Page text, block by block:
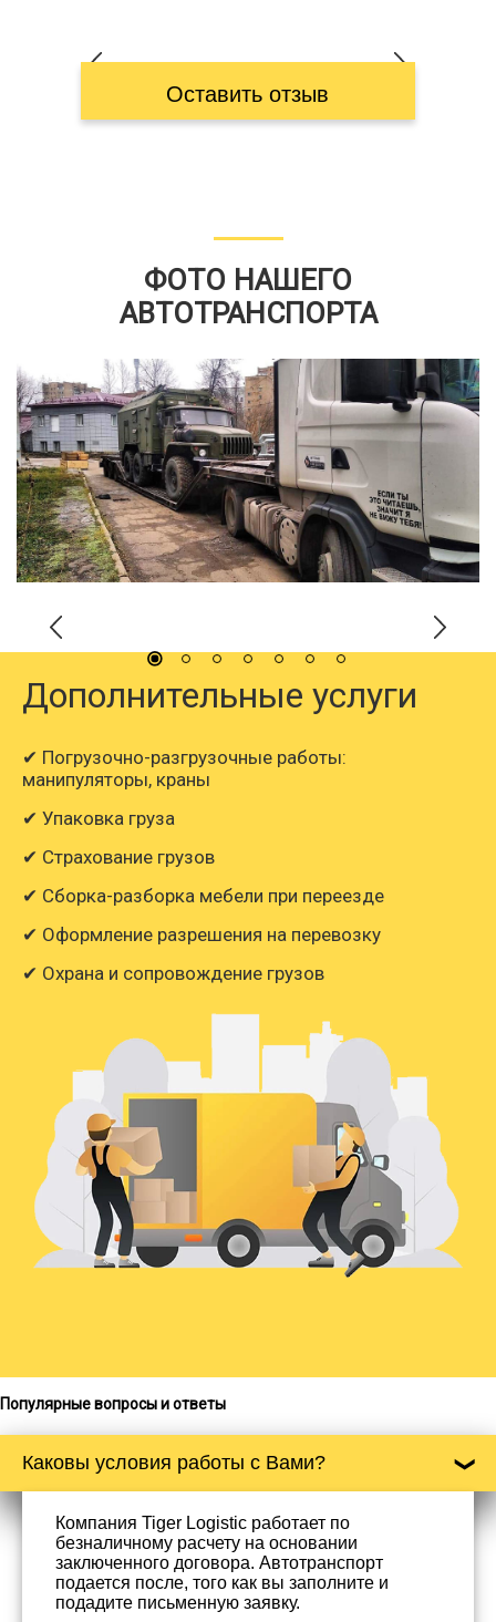
Оставить отзыв
ФОТО НАШЕГО
АВТОТРАНСПОРТА
Дополнительные услуги
✔ Погрузочно-разгрузочные работы:
манипуляторы, краны
✔ Упаковка груза
✔ Страхование грузов
✔ Сборка-разборка мебели при переезде
✔ Оформление разрешения на перевозку
✔ Охрана и сопровождение грузов
Популярные вопросы и ответы
Каковы условия работы с Вами?
Компания Tiger Logistic работает по
безналичному расчету на основании
заключенного договора. Автотранспорт
подается после, того как вы заполните и
подадите письменную заявку.